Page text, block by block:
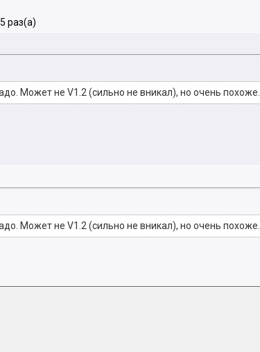
раз(а)
Может не V1.2 (сильно не вникал), но очень похоже.
Может не V1.2 (сильно не вникал), но очень похоже.